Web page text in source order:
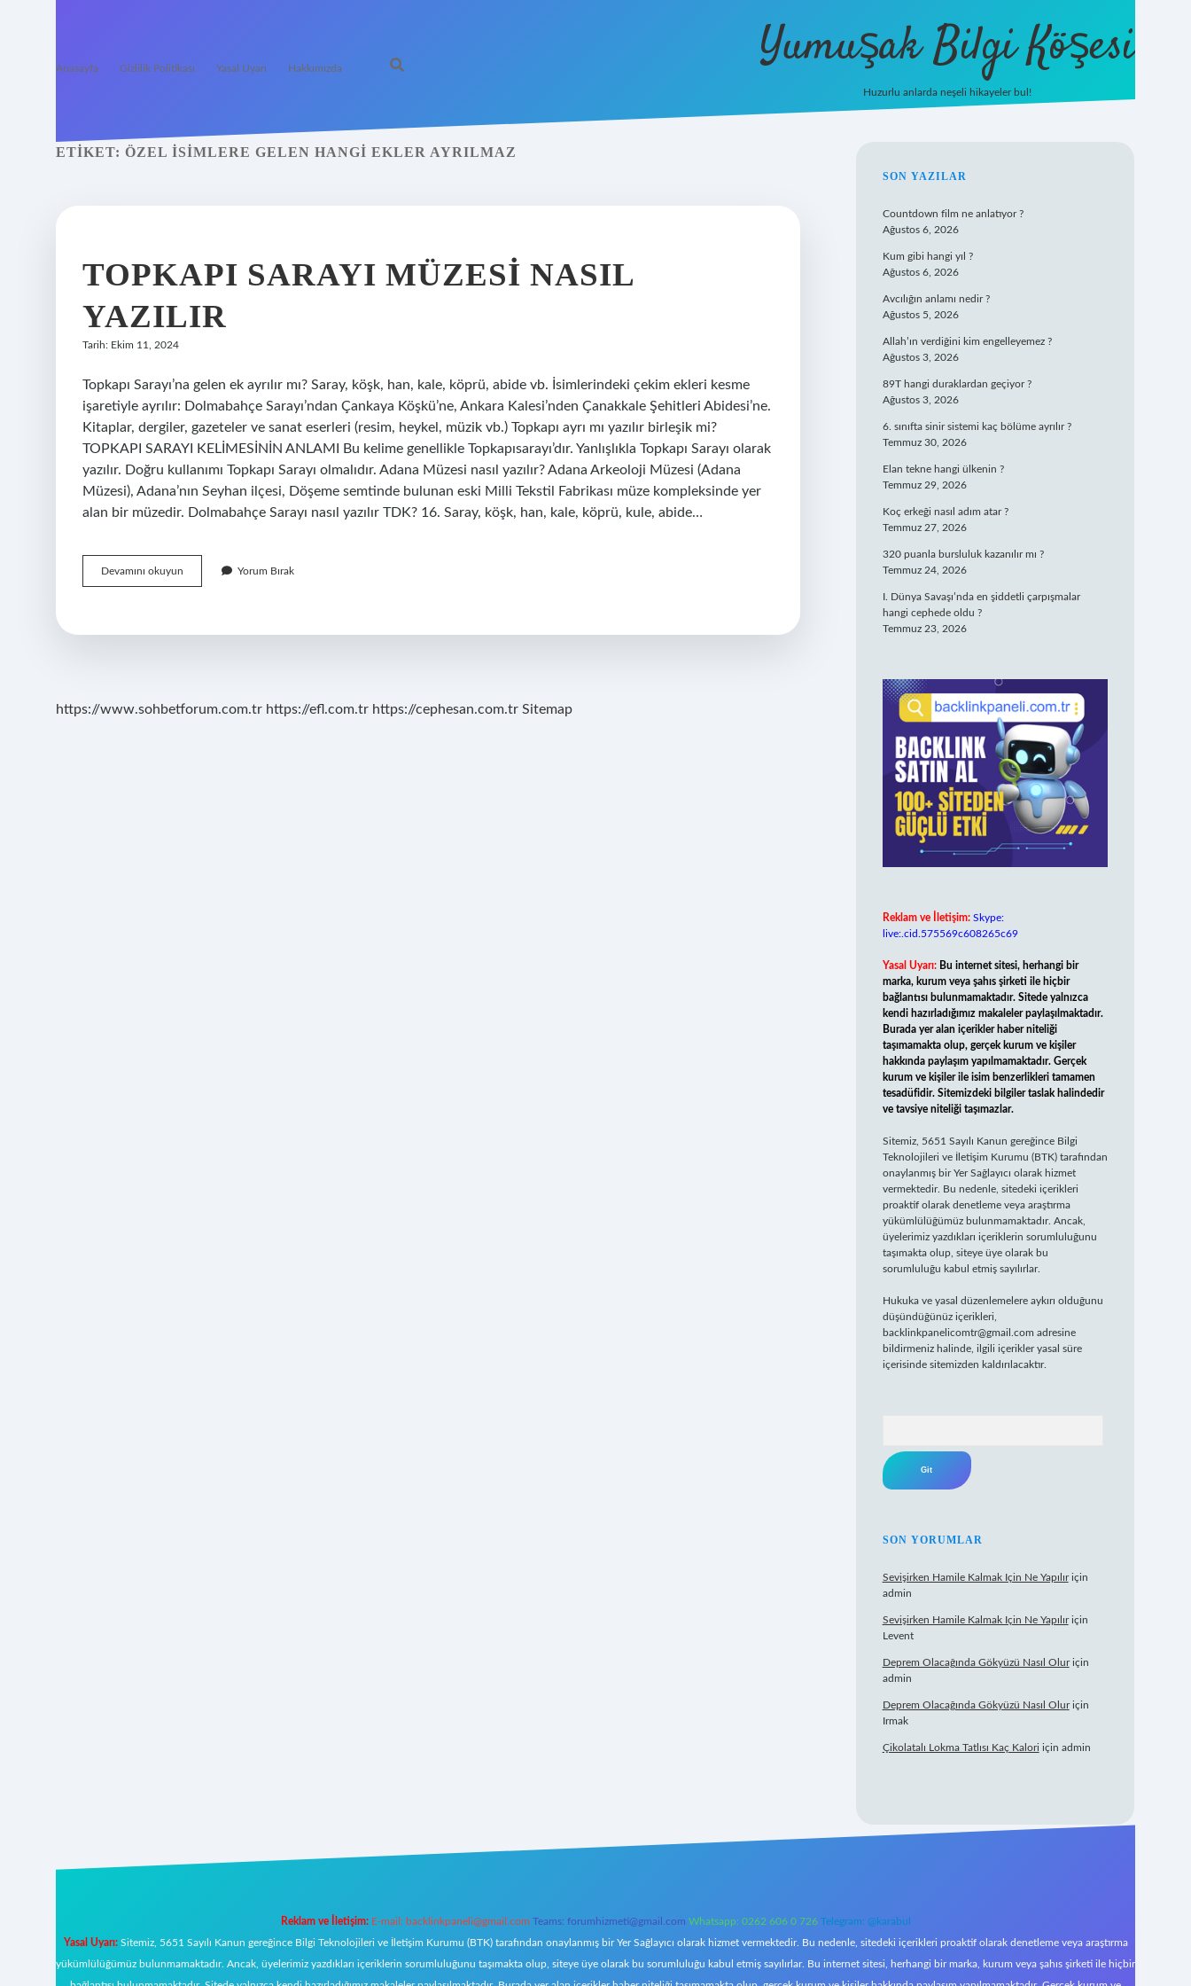
Anasayfa Gizlilik Politikası Yasal Uyarı Hakkımızda Yumuşak Bilgi Köşesi
Huzurlu anlarda neşeli hikayeler bul!
ETIKET: ÖZEL ISIMLERE GELEN HANGI EKLER AYRILMAZ
TOPKAPI SARAYI MÜZESI NASIL
YAZILIR
Tarih: Ekim 11, 2024
Topkapı Sarayı’na gelen ek ayrılır mı? Saray, köşk, han, kale, köprü, abide vb. İsimlerindeki çekim ekleri kesme
işaretiyle ayrılır: Dolmabahçe Sarayı’ndan Çankaya Köşkü’ne, Ankara Kalesi’nden Çanakkale Şehitleri Abidesi’ne.
Kitaplar, dergiler, gazeteler ve sanat eserleri (resim, heykel, müzik vb.) Topkapı ayrı mı yazılır birleşik mi?
TOPKAPI SARAYI KELİMESİNİN ANLAMI Bu kelime genellikle Topkapısarayı’dır. Yanlışlıkla Topkapı Sarayı olarak
yazılır. Doğru kullanımı Topkapı Sarayı olmalıdır. Adana Müzesi nasıl yazılır? Adana Arkeoloji Müzesi (Adana
Müzesi), Adana’nın Seyhan ilçesi, Döşeme semtinde bulunan eski Milli Tekstil Fabrikası müze kompleksinde yer
alan bir müzedir. Dolmabahçe Sarayı nasıl yazılır TDK? 16. Saray, köşk, han, kale, köprü, kule, abide…
Devamını okuyun
Sarayı
Yazılır
Yorum Bırak
https://www.sohbetforum.com.tr https://efl.com.tr https://cephesan.com.tr Sitemap
SIDEBAR
SON YAZILAR
Countdown film ne anlatıyor ?
Ağustos 6, 2026
Kum gibi hangi yıl ?
Ağustos 6, 2026
Avcılığın anlamı nedir ?
Ağustos 5, 2026
Allah’ın verdiğini kim engelleyemez ?
Ağustos 3, 2026
89T hangi duraklardan geçiyor ?
Ağustos 3, 2026
6. sınıfta sinir sistemi kaç bölüme ayrılır ?
Temmuz 30, 2026
Elan tekne hangi ülkenin ?
Temmuz 29, 2026
Koç erkeği nasıl adım atar ?
Temmuz 27, 2026
320 puanla bursluluk kazanılır mı ?
Temmuz 24, 2026
I. Dünya Savaşı’nda en şiddetli çarpışmalar
hangi cephede oldu ?
Temmuz 23, 2026
Reklam ve İletişim: Skype:
live:.cid.575569c608265c69
Yasal Uyarı: Bu internet sitesi, herhangi bir
marka, kurum veya şahıs şirketi ile hiçbir
bağlantısı bulunmamaktadır. Sitede yalnızca
kendi hazırladığımız makaleler paylaşılmaktadır.
Burada yer alan içerikler haber niteliği
taşımamakta olup, gerçek kurum ve kişiler
hakkında paylaşım yapılmamaktadır. Gerçek
kurum ve kişiler ile isim benzerlikleri tamamen
tesadüfidir. Sitemizdeki bilgiler taslak halindedir
ve tavsiye niteliği taşımazlar.
Sitemiz, 5651 Sayılı Kanun gereğince Bilgi
Teknolojileri ve İletişim Kurumu (BTK) tarafından
onaylanmış bir Yer Sağlayıcı olarak hizmet
vermektedir. Bu nedenle, sitedeki içerikleri
proaktif olarak denetleme veya araştırma
yükümlülüğümüz bulunmamaktadır. Ancak,
üyelerimiz yazdıkları içeriklerin sorumluluğunu
taşımakta olup, siteye üye olarak bu
sorumluluğu kabul etmiş sayılırlar.
Hukuka ve yasal düzenlemelere aykırı olduğunu
düşündüğünüz içerikleri,
backlinkpanelicomtr@gmail.com adresine
bildirmeniz halinde, ilgili içerikler yasal süre
içerisinde sitemizden kaldırılacaktır.
SON YORUMLAR
Sevişirken Hamile Kalmak Için Ne Yapılıriçin
admin
Sevişirken Hamile Kalmak Için Ne Yapılıriçin
Levent
Deprem Olacağında Gökyüzü Nasıl Oluriçin
admin
Deprem Olacağında Gökyüzü Nasıl Oluriçin
Irmak
Çikolatalı Lokma Tatlısı Kaç Kalori için admin
Reklam ve İletişim: E-mail: backlinkpaneli@gmail.com Teams: forumhizmeti@gmail.com Whatsapp: 0262 606 0 726 Telegram: @karabul
Yasal Uyarı:Sitemiz, 5651 Sayılı Kanun gereğince Bilgi Teknolojileri ve İletişim Kurumu (BTK) tarafından onaylanmış bir Yer Sağlayıcı olarak hizmet vermektedir. Bu nedenle, sitedeki içerikleri proaktif olarak denetleme veya araştırma
yükümlülüğümüz bulunmamaktadır. Ancak, üyelerimiz yazdıkları içeriklerin sorumluluğunu taşımakta olup, siteye üye olarak bu sorumluluğu kabul etmiş sayılırlar. Bu internet sitesi, herhangi bir marka, kurum veya şahıs şirketi ile hiçbir